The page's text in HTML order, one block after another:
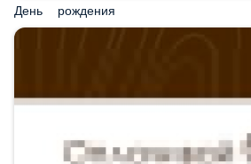
День рождения